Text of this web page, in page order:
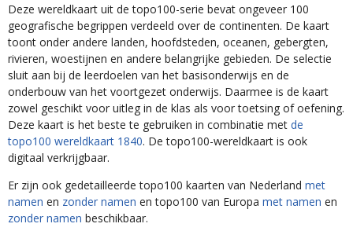
Deze wereldkaart uit de topo100-serie bevat ongeveer 100
geografische begrippen verdeeld over de continenten. De kaart
toont onder andere landen, hoofdsteden, oceanen, gebergten,
rivieren, woestijnen en andere belangrijke gebieden. De selectie
sluit aan bij de leerdoelen van het basisonderwijs en de
onderbouw van het voortgezet onderwijs. Daarmee is de kaart
zowel geschikt voor uitleg in de klas als voor toetsing of oefening.
Deze kaart is het beste te gebruiken in combinatie met de
topo100 wereldkaart 1840. De topo100-wereldkaart is ook
digitaal verkrijgbaar.
Er zijn ook gedetailleerde topo100 kaarten van Nederland met
namen en zonder namen en topo100 van Europa met namen en
zonder namen beschikbaar.